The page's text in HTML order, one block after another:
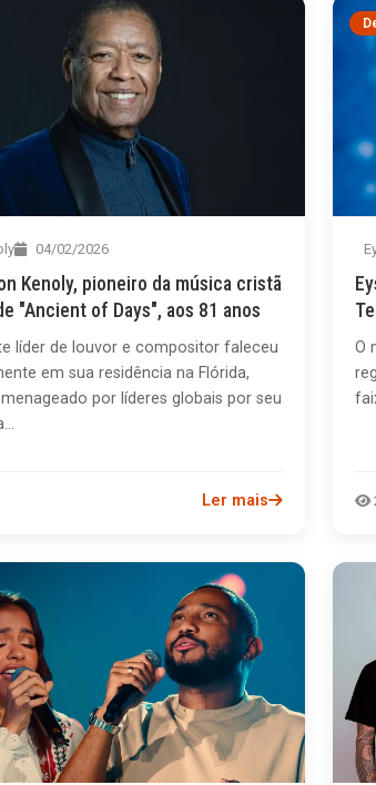
04/02/2026
Kenoly, pioneiro da música cristã
"Ancient of Days", aos 81 anos
líder de louvor e compositor faleceu
em sua residência na Flórida,
por líderes globais por seu
Ler mais
O